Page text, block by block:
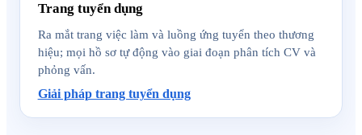
Trang tuyển dụng
Ra mắt trang việc làm và luồng ứng tuyển theo thương
hiệu; mọi hồ sơ tự động vào giai đoạn phân tích CV và
phỏng vấn.
Giải pháp trang tuyển dụng